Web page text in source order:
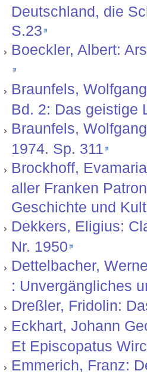
Deutschland, die
S.23
Boeckler, Albert:
Braunfels,
Bd. 2: Das geistige
Braunfels,
1974. Sp. 311
Brockhoff,
aller Franken
Geschichte und
Dekkers, Eligius:
Nr. 1950
Dettelbacher,
: Unvergängliches
Dreßler, Fridolin:
Eckhart, Johann
Et Episcopatus
Emmerich, Franz: